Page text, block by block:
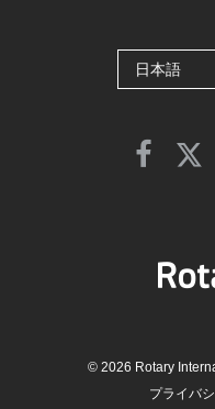
日本語
© 2026 Rotary
プライバ